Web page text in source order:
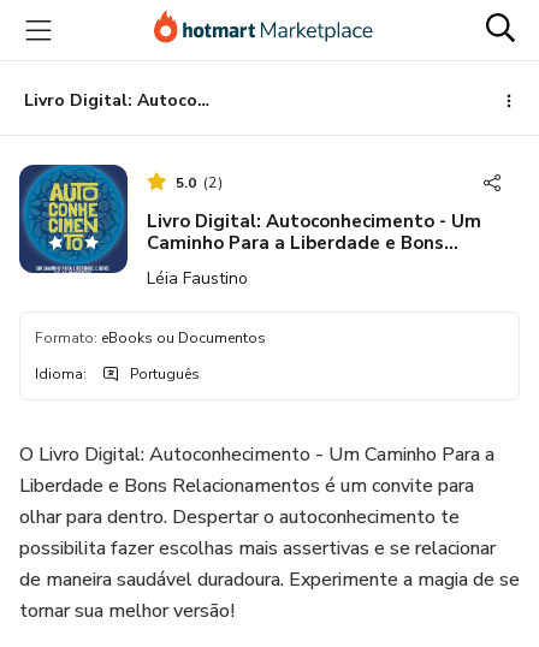
para
conteúdo
principal
para
pagamento
para
rodapé
Livro Digital: Autoconhecimento - Um Caminho Para a Liberdade e Bons Relacionamentos
5.0 (2)
Livro Digital: Autoconhecimento - Um
Caminho Para a Liberdade e Bons
Relacionamentos
Léia Faustino
Formato: eBooks ou Documentos
Idioma: Português
O Livro Digital: Autoconhecimento - Um Caminho Para a
Liberdade e Bons Relacionamentos é um convite para
olhar para dentro. Despertar o autoconhecimento te
possibilita fazer escolhas mais assertivas e se relacionar
de maneira saudável duradoura. Experimente a magia de se
tornar sua melhor versão!